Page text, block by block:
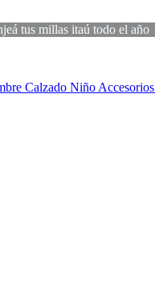
tus millas itaú todo el año
Calzado Niño Accesorios